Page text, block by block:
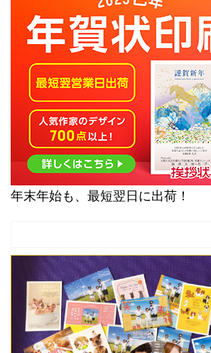
年末年始も、最短翌日に出荷！